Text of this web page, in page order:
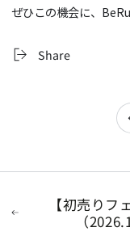
ぜひこの機会に、
Share
【初売り
（